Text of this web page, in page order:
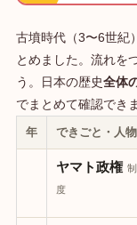
古墳時代（3〜6世紀
とめました。流れを
う。日本の歴史全体
でまとめて確認でき
年 できごと・人物
ヤマト政権 制
度